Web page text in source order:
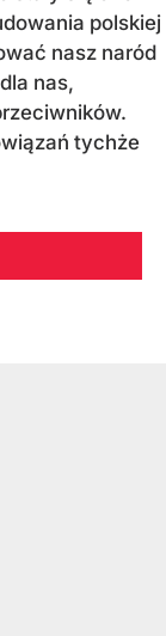
polskiej
nasz naród
nas,
tychże